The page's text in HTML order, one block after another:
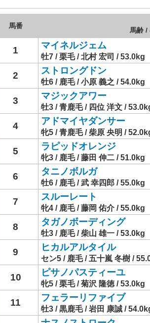
馬番
馬齢 /
1 マイネルジェム
牡7 / 栗毛 / 北村 宏司 / 53.0kg
2 ストロングドン
牡6 / 鹿毛 / 小原 義之 / 54.0kg
3 マジックアワー
牡3 / 青鹿毛 / 四位 洋文 /
4 アドマイヤダンサー
牝5 / 青鹿毛 / 柴原 央明 /
5 ラピッドオレンジ
牝3 / 鹿毛 / 藤田 伸二 / 51.0kg
6 タニノボルガ
牡6 / 鹿毛 / 武 幸四郎 / 55.0kg
7 スルーレート
牝4 / 鹿毛 / 藤岡 佑介 / 55.0kg
8 タガノボーディング
牡3 / 鹿毛 / 柴山 雄一 / 53.0kg
9 ヒカルアルタイル
セン5 / 鹿毛 / 五十嵐 冬樹 /
10 ピサノパスティーユ
牝5 / 栗毛 / 菊沢 隆徳 / 53.0kg
11 フェラーリファイブ
牡3 / 黒鹿毛 / 岩田 康誠 /